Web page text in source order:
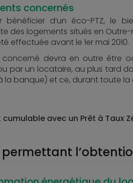
concernés
bénéficier d’un éco-PTZ, le
des logements situés en
effectuée avant le 1er mai 2010.
concerné devra en outre être
par un locataire, au plus tard
la banque) et ce, durant toute
cumulable avec un Prêt à Taux